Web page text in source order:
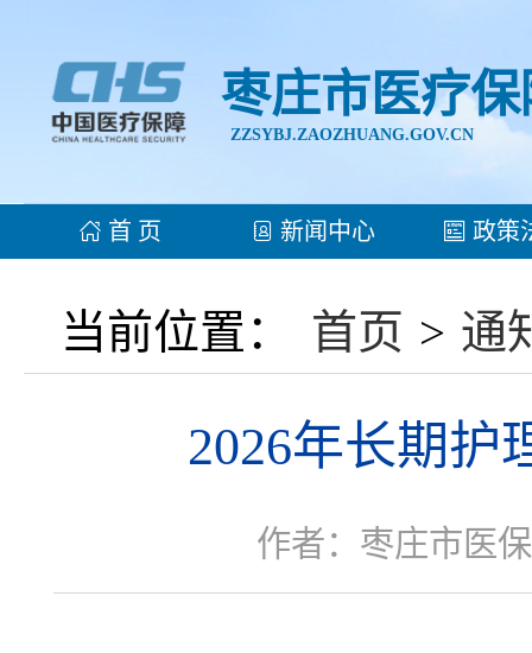
枣庄市医疗
ZZSYBJ.ZAOZHUANG.GOV.CN
首 页 新闻中心 政策
当前位置： 首页 > 通
2026年长期护
作者：枣庄市医